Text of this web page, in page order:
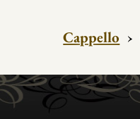
Cappello ›